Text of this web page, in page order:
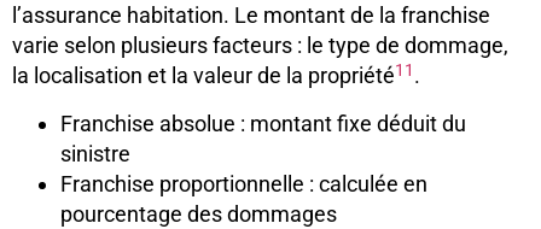
l’assurance habitation. Le montant de la franchise
varie selon plusieurs facteurs : le type de dommage,
la localisation et la valeur de la propriété11 .
Franchise absolue : montant fixe déduit du
sinistre
Franchise proportionnelle : calculée en
pourcentage des dommages